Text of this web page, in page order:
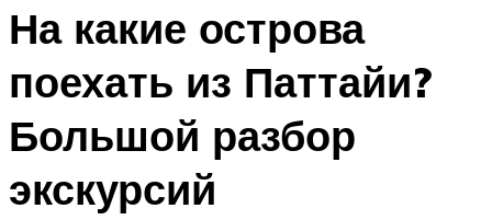
На какие острова
поехать из Паттайи?
Большой разбор
экскурсий